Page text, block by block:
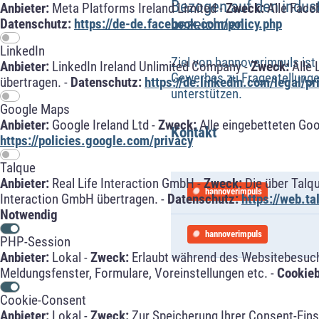
Anbieter: Meta Platforms Ireland Limited -Zweck:Alle
Datenschutz: https://de-de.facebook.com/policy.php
LinkedIn
Anbieter: LinkedIn Ireland Unlimited Company -Zweck:Alle
übertragen. - Datenschutz: https://de.linkedin.com/legal/
Google Maps
Anbieter: Google Ireland Ltd -Zweck:Alle eingebetteten
https://policies.google.com/privacy
Talque
Anbieter: Real Life Interaction GmbH -Zweck:Die über
Interaction GmbH übertragen. - Datenschutz:https://
Notwendig
PHP-Session
Anbieter: Lokal -Zweck: Erlaubt während des
Meldungsfenster, Formulare, Voreinstellungen etc. -
Cookie-Consent
Bezogen auf den
bezeichnen.
Ziel von hannoverimpuls
Gewerbes zu
unterstützen.
Kontakt
hannoverimpuls
hannoverimpuls